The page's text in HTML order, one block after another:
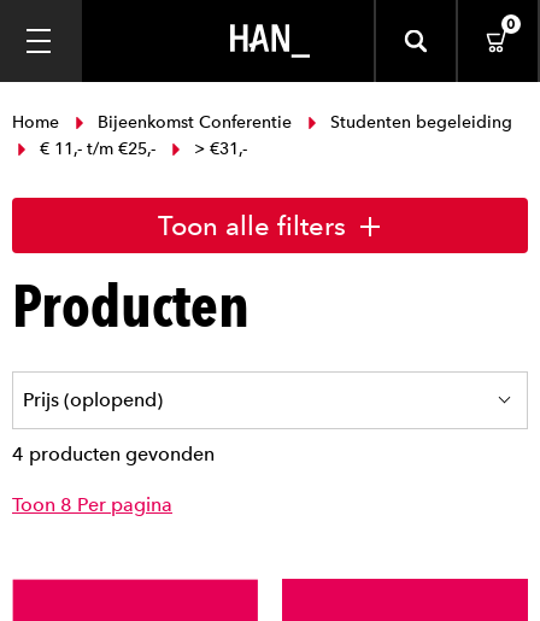
0
Home Bijeenkomst Conferentie
Studenten begeleiding
€ 11,- t/m €25,-
> €31,-
Toon alle filters
Producten
4 producten gevonden
Toon 8 Per pagina